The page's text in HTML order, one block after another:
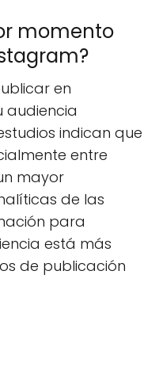
momento
en
audiencia
indican que
entre
mayor
de las
para
está más
de publicación